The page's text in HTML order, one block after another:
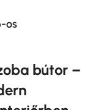
os
bútor –